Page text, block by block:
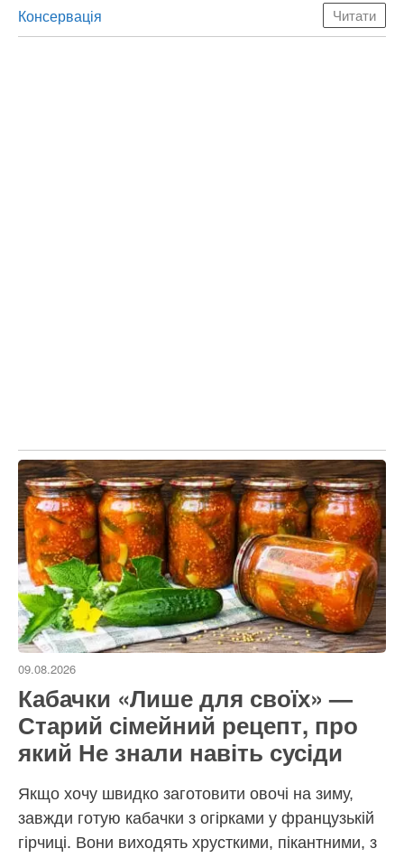
Категорії
Консервація Читати
09.08.2026
Кабачки «Лише для своїх» —
Старий сімейний рецепт, про
який Не знали навіть сусіди
Якщо хочу швидко заготовити овочі на зиму,
завжди готую кабачки з огірками у французькій
гірчиці. Вони виходять хрусткими, пікантними, з